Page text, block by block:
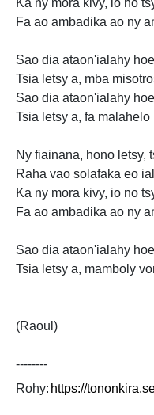
Ka ny mora kivy, io no
Fa ao ambadika ao ny
Sao dia ataon'ialahy
Tsia letsy a, mba
Sao dia ataon'ialahy
Tsia letsy a, fa malahelo
Ny fiainana, hono letsy,
Raha vao solafaka eo
Ka ny mora kivy, io no
Fa ao ambadika ao ny
Sao dia ataon'ialahy
Tsia letsy a, mamboly
(Raoul)
--------
Rohy: